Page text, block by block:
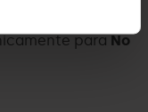
para No